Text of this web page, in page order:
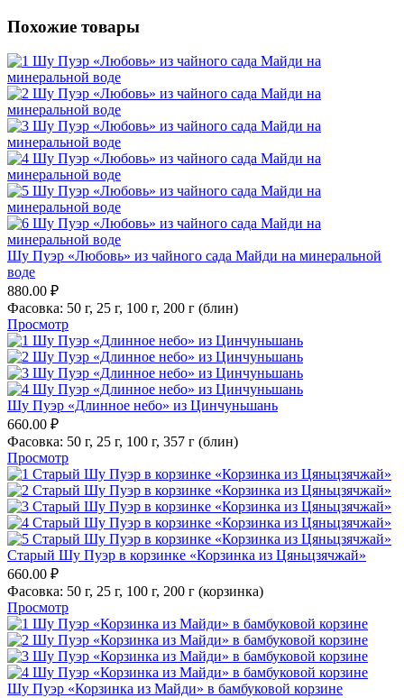
Похожие товары
Шу Пуэр «Любовь» из чайного сада Майди на минеральной
воде
880.00 ₽
Фасовка: 50 г, 25 г, 100 г, 200 г (блин)
Просмотр
Шу Пуэр «Длинное небо» из Цинчуньшань
660.00 ₽
Фасовка: 50 г, 25 г, 100 г, 357 г (блин)
Просмотр
Старый Шу Пуэр в корзинке «Корзинка из Цяньцзячжай»
660.00 ₽
Фасовка: 50 г, 25 г, 100 г, 200 г (корзинка)
Просмотр
Шу Пуэр «Корзинка из Майди» в бамбуковой корзине